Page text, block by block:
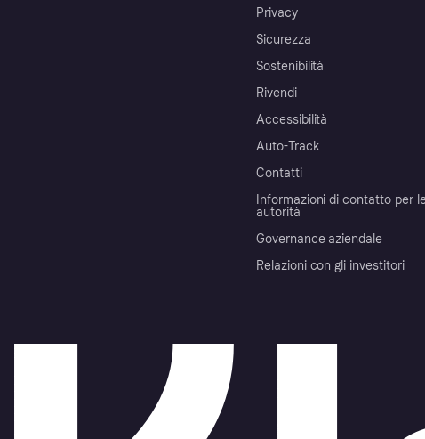
Privacy
Sicurezza
Sostenibilità
Rivendi
Accessibilità
Auto-Track
Contatti
Informazioni di contatto per
autorità
Governance aziendale
Relazioni con gli investitori